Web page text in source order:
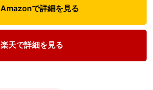
Amazonで詳細を見る
楽天で詳細を見る